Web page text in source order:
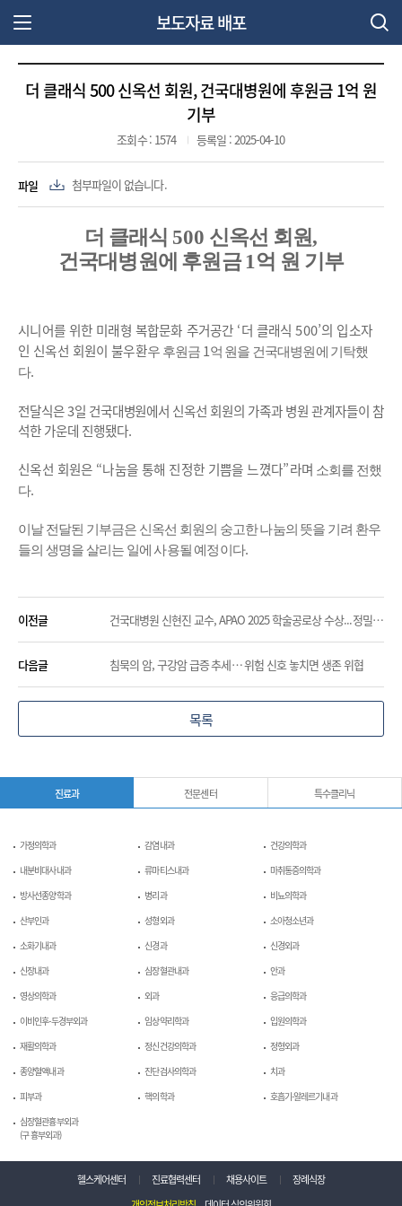
보도자료 배포
더 클래식 500 신옥선 회원, 건국대병원에 후원금 1억 원
기부
조회수 : 1574 등록일 : 2025-04-10
파일 첨부파일이 없습니다.
더 클래식 500 신옥선 회원,
건국대병원에 후원금1억 원 기부
시니어를 위한 미래형 복합문화 주거공간 ‘더 클래식500’의 입소자
인 신옥선 회원이 불우환우 후원금 1 억 원을 건국대병원에 기탁했
다.
전달식은3일 건국대병원에서 신옥선 회원의 가족과 병원 관계자들이 참
석한 가운데 진행됐다.
신옥선 회원은 “나눔을 통해 진정한 기쁨을 느꼈다”라며 소회를 전했
다.
이날 전달된 기부금은 신옥선 회원의 숭고한 나눔의 뜻을 기려 환우
들의 생명을 살리는 일에 사용될 예정이다.
이전글 건국대병원 신현진 교수, APAO 2025 학술공로상 수상...정밀의학 기반 융합연구 성과 인정
다음글 침묵의 암, 구강암 급증 추세… 위험 신호 놓치면 생존 위협
목록
진료과 전문센터 특수클리닉
가정의학과 감염내과
건강의학과
내분비대사내과
류마티스내과
마취통증의학과
방사선종양학과
병리과
비뇨의학과
산부인과
성형외과
소아청소년과
소화기내과
신경과
신경외과
신장내과
심장혈관내과
안과
영상의학과
외과
응급의학과
이비인후-두경부외과
임상약리학과
입원의학과
재활의학과
정신건강의학과
정형외과
종양혈액내과
진단검사의학과
치과
피부과
핵의학과
호흡기-알레르기내과
심장혈관흉부외과
(구 흉부외과)
헬스케어센터 진료협력센터 채용사이트
장례식장